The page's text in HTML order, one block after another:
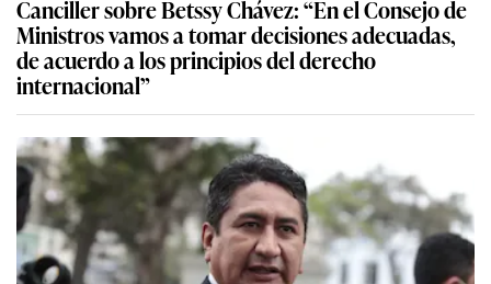
Canciller sobre Betssy Chávez: “En el Consejo de
Ministros vamos a tomar decisiones adecuadas,
de acuerdo a los principios del derecho
internacional”